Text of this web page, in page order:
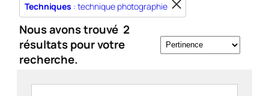
Techniques : technique photographie
Nous avons trouvé 2
résultats pour votre
recherche.